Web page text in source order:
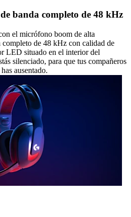
banda completo de 48 kHz
el micrófono boom de alta
de 48 kHz con calidad de
LED situado en el interior del
silenciado, para que tus compañeros
ausentado.